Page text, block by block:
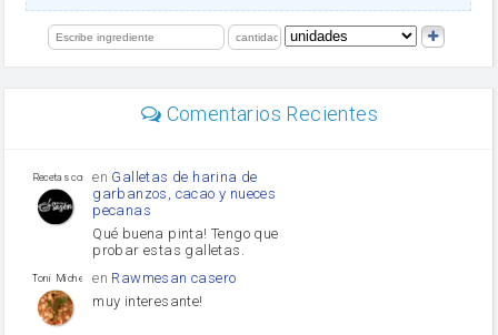
limón
Comentarios Recientes
Recetas con sazon
en Galletas de harina de
garbanzos, cacao y nueces
pecanas
Qué buena pinta! Tengo que
probar estas galletas.
Toni Michel Caubet
en Rawmesan casero
muy interesante!